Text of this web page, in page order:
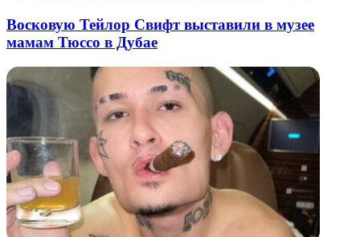
Восковую Тейлор Свифт выставили в музее
мамам Тюссо в Дубае